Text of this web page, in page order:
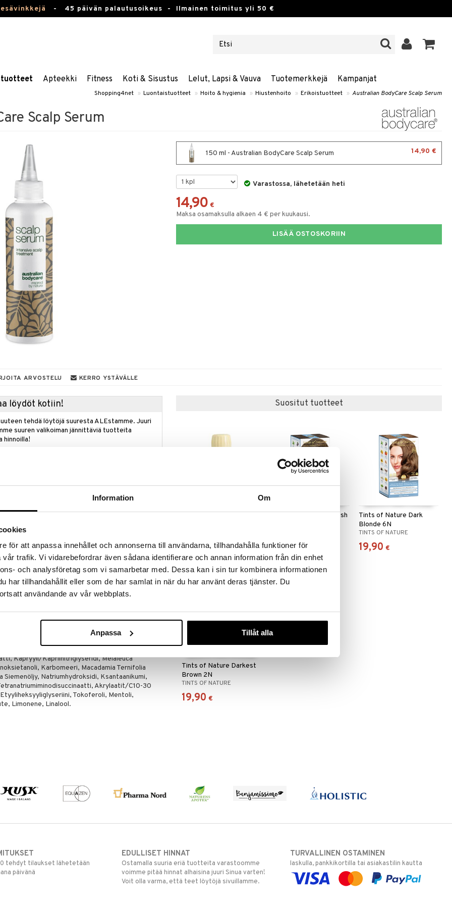
Information Om
för att anpassa innehållet och annonserna till användarna, tillhandahålla funktioner för
trafik. Vi vidarebefordrar även sådana identifierare och annan information från din enhet
och analysföretag som vi samarbetar med. Dessa kan i sin tur kombinera informationen
har tillhandahållit eller som de har samlat in när du har använt deras tjänster. Du
användande av vår webbplats.
Anpassa Tillåt alla
- 45 päivän palautusoikeus - Ilmainen toimitus yli 50 €
Apteekki Fitness Koti & Sisustus Lelut, Lapsi & Vauva Tuotemerkkejä Kampanjat
Shopping4net » Luontaistuotteet » Hoito & hygienia » Hiustenhoito » Erikoistuotteet » Australian BodyCare Scalp Serum
Scalp Serum
150 ml - Australian BodyCare Scalp Serum 14,90 €
Varastossa, lähetetään heti
14,90 €
Maksa osamaksulla alkaen 4 € per kuukausi.
LISÄÄ OSTOSKORIIN
ARVOSTELU KERRO YSTÄVÄLLE
löydöt kotiin!
tehdä löytöjä suuresta ALEstamme. Juuri
suuren valikoiman jännittäviä tuotteita
hinnoilla!
kuiva ja ärtynyt.
sekä hoitaa ja rauhoittaa ärtynyttä ihoa
Se sisältää sekä teepuuöljyä että
hilsettä ja ärsytystä. Makadamiapähkinäöljy tuo
voit saada terveellisen ja tasapainoisen
ja ärsytyksestä. Aktiiviset ainesosat antavat
hiuksia ja hiusjuuria.
pääset eroon ylimääräisestä rasvasta ja
Kapryyli/Kapriinitriglyseridi, Melaleuca
Karbomeeri, Macadamia Ternifolia
Natriumhydroksidi, Ksantaanikumi,
Akrylaatit/C10-30
Tokoferoli, Mentoli,
Limonene, Linalool.
Suositut tuotteet
alk.5,90 €
Tints of Nature Dark Ash
19,90 €
Tints of Nature Dark
Blonde 6N
TINTS OF NATURE
19,90 €
Tints of Nature Darkest
Brown 2N
TINTS OF NATURE
19,90 €
tehdyt tilaukset lähetetään
päivänä
EDULLISET HINNAT
Ostamalla suuria eriä tuotteita varastoomme
voimme pitää hinnat alhaisina juuri Sinua varten!
Voit olla varma, että teet löytöjä sivuillamme.
TURVALLINEN OSTAMINEN
laskulla, pankkikortilla tai asiakastilin kautta